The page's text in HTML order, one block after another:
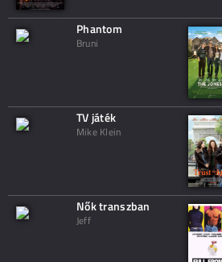
Phantom
Bruni
TV játék
Mike Klein
Nők transzban
Jeff